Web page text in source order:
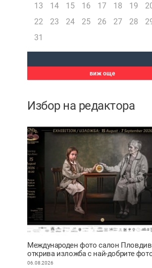
13
14 15 16 17 18 19
22
23 24 25 26 27 28
31
виж още
Избор на редактора
Международен фото салон Пловдив
открива изложба с най-добрите
от тазгодишното издание
06.08.2026